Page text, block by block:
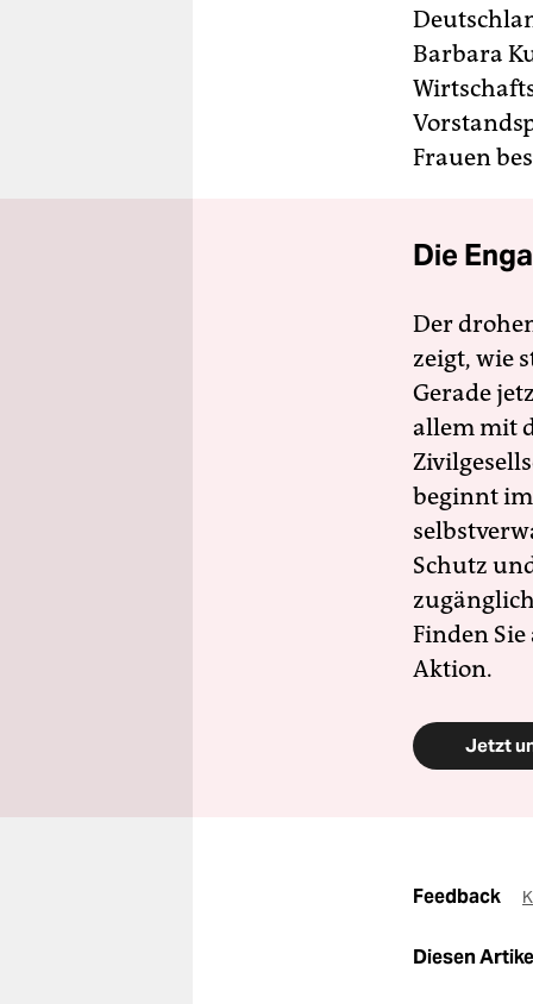
Barbara
Frauen
Die
Der
zeigt, wie
Gerade
allem mit
beginnt
Schutz
Finden
Aktion.
Jetzt
Feedback
Diesen